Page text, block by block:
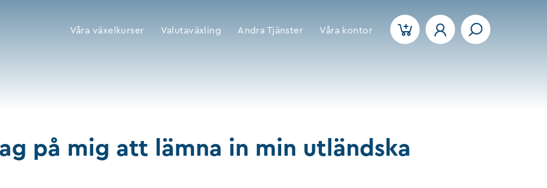
Våra växelkurser Valutaväxling Andra Tjänster Våra kontor
på mig att lämna in min utländska